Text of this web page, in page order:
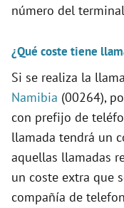
número del
¿Qué coste tiene
Si se realiza la
Namibia (00264),
con prefijo de
llamada tendrá un
aquellas llamadas
un coste extra que
compañía de